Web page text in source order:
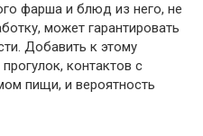
фарша и блюд из него, не
может гарантировать
Добавить к этому
контактов с
пищи, и вероятность